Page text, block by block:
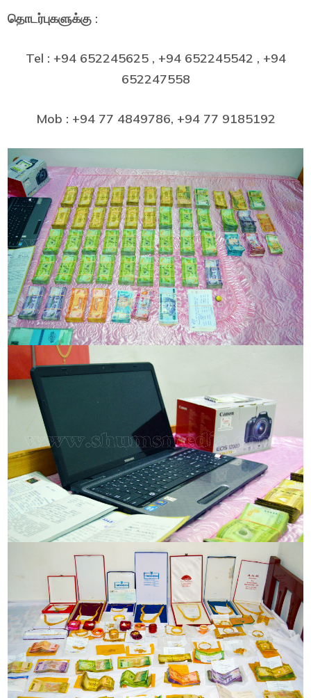
தொடர்புகளுக்கு :
Tel : +94 652245625 , +94 652245542 , +94
652247558
Mob : +94 77 4849786, +94 77 9185192